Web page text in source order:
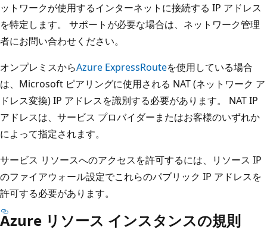
ットワークが使用するインターネットに接続する IP アドレス
を特定します。 サポートが必要な場合は、ネットワーク管理
者にお問い合わせください。
オンプレミスからAzure ExpressRouteを使用している場合
は、Microsoft ピアリングに使用される NAT (ネットワーク ア
ドレス変換) IP アドレスを識別する必要があります。 NAT IP
アドレスは、サービス プロバイダーまたはお客様のいずれか
によって指定されます。
サービス リソースへのアクセスを許可するには、リソース IP
のファイアウォール設定でこれらのパブリック IP アドレスを
許可する必要があります。
Azure リソース インスタンスの規則